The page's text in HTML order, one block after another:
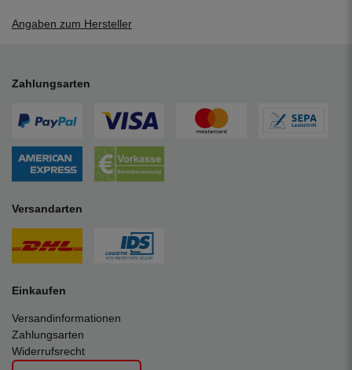
Angaben zum Hersteller
Zahlungsarten
Versandarten
Einkaufen
Versandinformationen
Zahlungsarten
Widerrufsrecht